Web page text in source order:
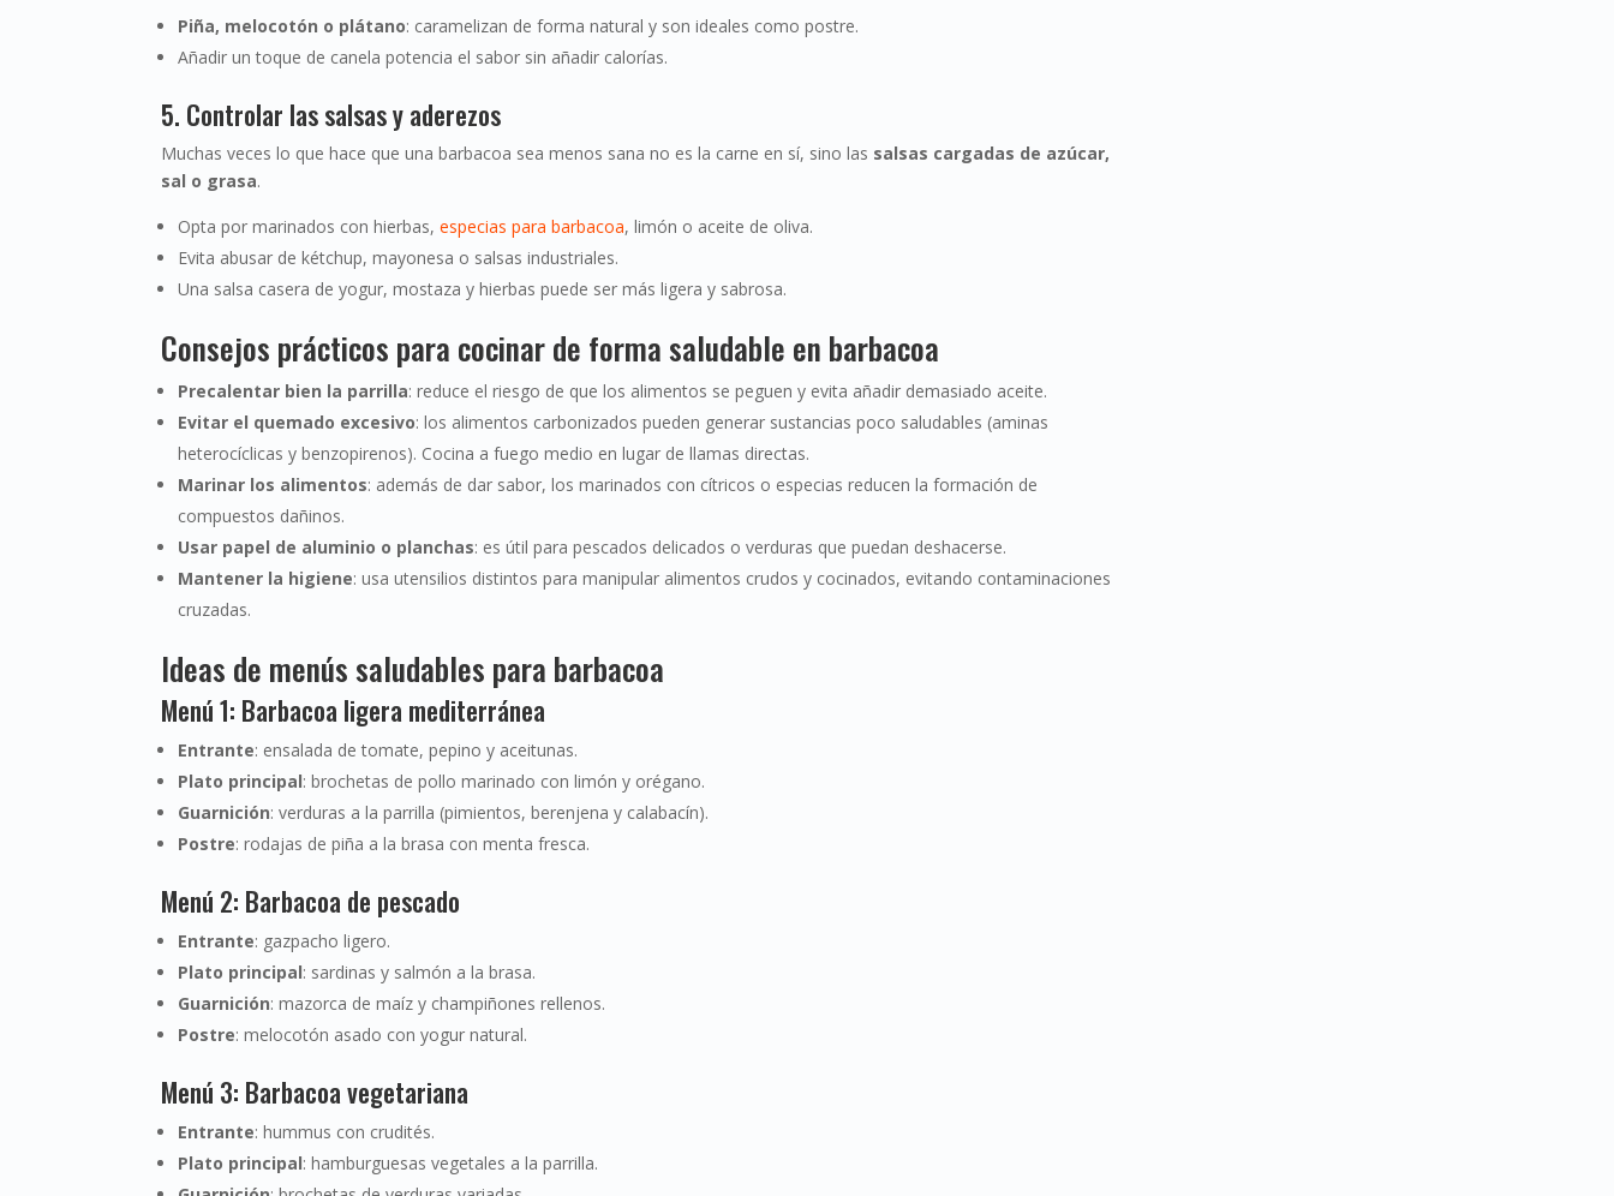
Piña, melocotón o plátano: caramelizan de forma natural y son ideales como postre.
Añadir un toque de canela potencia el sabor sin añadir calorías.
5. Controlar las salsas y aderezos
Muchas veces lo que hace que una barbacoa sea menos sana no es la carne en sí, sino las salsas cargadas de azúcar,
sal o grasa.
Opta por marinados con hierbas,especias para barbacoa, limón o aceite de oliva.
Evita abusar de kétchup, mayonesa o salsas industriales.
Una salsa casera de yogur, mostaza y hierbas puede ser más ligera y sabrosa.
Consejos prácticos para cocinar de forma saludable en barbacoa
Precalentar bien la parrilla: reduce el riesgo de que los alimentos se peguen y evita añadir demasiado aceite.
Evitar el quemado excesivo: los alimentos carbonizados pueden generar sustancias poco saludables (aminas
heterocíclicas y benzopirenos). Cocina a fuego medio en lugar de llamas directas.
Marinar los alimentos: además de dar sabor, los marinados con cítricos o especias reducen la formación de
compuestos dañinos.
Usar papel de aluminio o planchas: es útil para pescados delicados o verduras que puedan deshacerse.
Mantener la higiene: usa utensilios distintos para manipular alimentos crudos y cocinados, evitando contaminaciones
cruzadas.
Ideas de menús saludables para barbacoa
Menú 1: Barbacoa ligera mediterránea
Entrante: ensalada de tomate, pepino y aceitunas.
Plato principal: brochetas de pollo marinado con limón y orégano.
Guarnición: verduras a la parrilla (pimientos, berenjena y calabacín).
Postre: rodajas de piña a la brasa con menta fresca.
Menú 2: Barbacoa de pescado
Entrante: gazpacho ligero.
Plato principal: sardinas y salmón a la brasa.
Guarnición: mazorca de maíz y champiñones rellenos.
Postre: melocotón asado con yogur natural.
Menú 3: Barbacoa vegetariana
Entrante: hummus con crudités.
Plato principal: hamburguesas vegetales a la parrilla.